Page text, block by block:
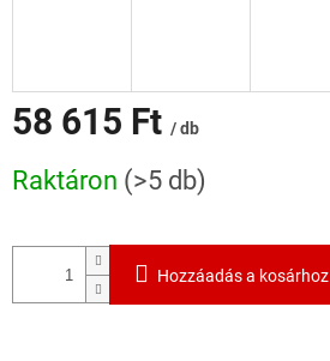
58 615 Ft / db
Raktáron (>5 db)
Hozzáadás a kosárhoz